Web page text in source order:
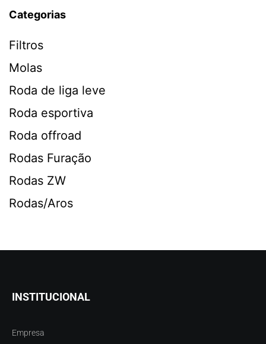
Categorias
Filtros
Molas
Roda de liga leve
Roda esportiva
Roda offroad
Rodas Furação
Rodas ZW
Rodas/Aros
INSTITUCIONAL
Empresa